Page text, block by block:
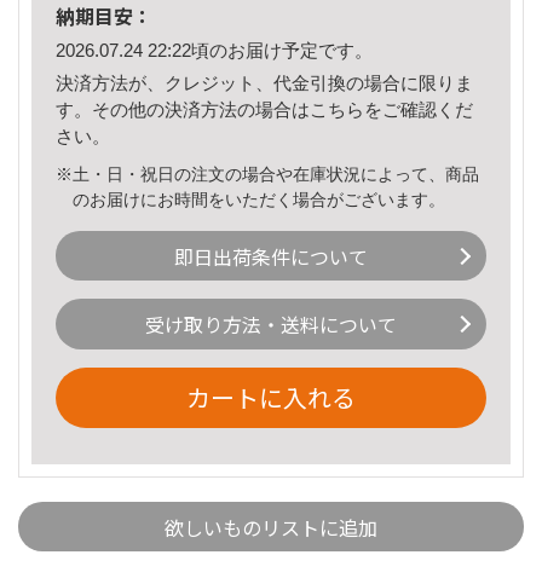
納期目安：
2026.07.24 22:22頃のお届け予定です。
決済方法が、クレジット、代金引換の場合に限りま
す。その他の決済方法の場合はこちら をご確認くだ
さい。
※土・日・祝日の注文の場合や在庫状況によって、商品
のお届けにお時間をいただく場合がございます。
即日出荷条件について
受け取り方法・送料について
カートに入れる
欲しいものリストに追加